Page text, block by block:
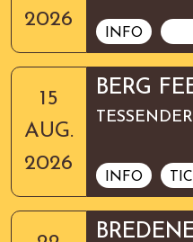
2026
INFO
15
AUG.
2026
BERG
INFO